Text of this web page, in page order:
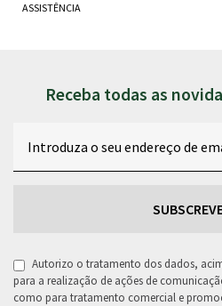
ASSISTÊNCIA
Receba todas as
RGPDAutorizo o tratamento dos dados,
para a realização de ações de
como para tratamento comercial e